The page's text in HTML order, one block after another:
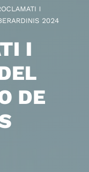
I
2024
I
DE